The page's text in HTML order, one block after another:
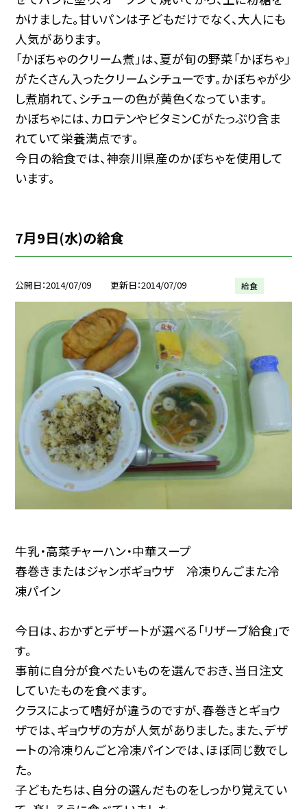
かけました。甘いパンは子どもだけでなく、大人にも
人気があります。
「かぼちゃのクリーム煮」は、夏が旬の野菜「かぼちゃ」
がたくさん入ったクリームシチューです。かぼちゃが少
し煮崩れて、シチューの色が黄色くなっています。
かぼちゃには、カロテンやビタミンＣがたっぷり含ま
れていて栄養満点です。
今日の給食では、神奈川県産のかぼちゃを使用して
います。
7月9日(水)の給食
公開日 2014/07/09 更新日 2014/07/09 給食
牛乳・高菜チャーハン・中華スープ
春巻きまたはジャンボギョウザ 冷凍りんごまた冷
凍パイン
今日は、おかずとデザートが選べる「リザーブ給食」で
す。
事前に自分が食べたいものを選んでおき、当日注文
していたものを食べます。
クラスによって嗜好が違うのですが、春巻きとギョウ
ザでは、ギョウザの方が人気がありました。また、デザ
ートの冷凍りんごと冷凍パインでは、ほぼ同じ数でし
た。
子どもたちは、自分の選んだものをしっかり覚えてい